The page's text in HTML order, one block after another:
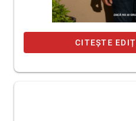
CITEȘTE